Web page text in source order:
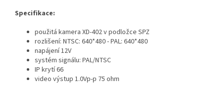
Specifikace:
použitá kamera XD-402 v podložce SPZ
rozlišení: NTSC: 640*480 - PAL: 640*480
napájení 12V
systém signálu: PAL/NTSC
IP krytí 66
video výstup 1.0Vp-p 75 ohm